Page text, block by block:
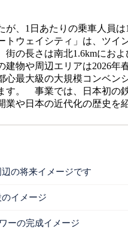
、1日あたりの乗車人員
ウェイシティ」は、ツイ
街の長さは南北1.6kmに
建物や周辺エリアは2026
最大級の大規模コンベ
す。 事業では、日本初の
や日本の近代化の歴史
の将来イメージです
イメージ
ーの完成イメージ